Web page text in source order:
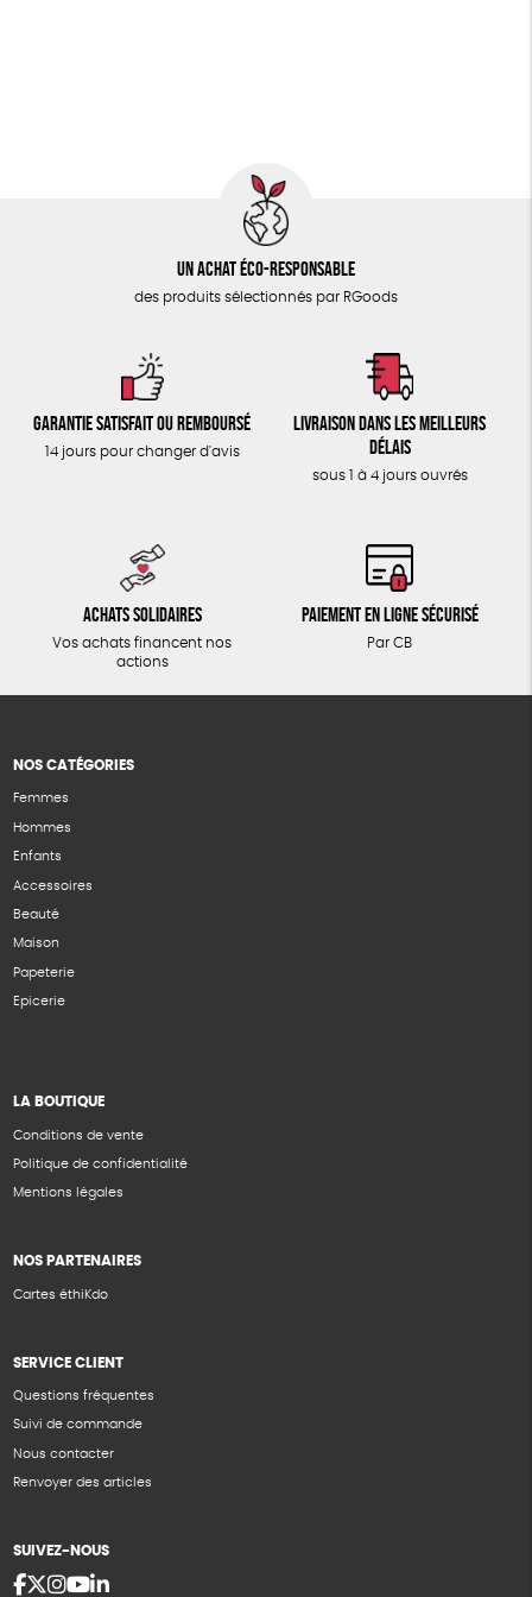
Un achat éco-responsable
des produits sélectionnés par RGoods
Garantie satisfait ou remboursé
14 jours pour changer d'avis
Livraison dans les meilleurs
délais
sous 1 à 4 jours ouvrés
Achats solidaires
Vos achats financent nos
actions
Paiement en ligne sécurisé
Par CB
NOS CATÉGORIES
Femmes
Hommes
Enfants
Accessoires
Beauté
Maison
Papeterie
Epicerie
LA BOUTIQUE
Conditions de vente
Politique de confidentialité
Mentions légales
NOS PARTENAIRES
Cartes éthiKdo
SERVICE CLIENT
Questions fréquentes
Suivi de commande
Nous contacter
Renvoyer des articles
SUIVEZ-NOUS